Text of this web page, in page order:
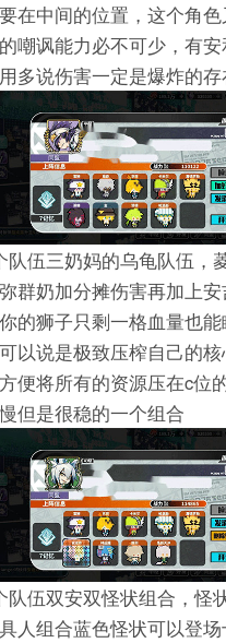
在中间的位置，这个角
嘲讽能力必不可少，有
多说伤害一定是爆炸的存
队伍三奶妈的乌龟队伍，
群奶加分摊伤害再加上
的狮子只剩一格血量也
以说是极致压榨自己的
便将所有的资源压在c位
但是很稳的一个组合
队伍双安双怪状组合，怪
人组合蓝色怪状可以登